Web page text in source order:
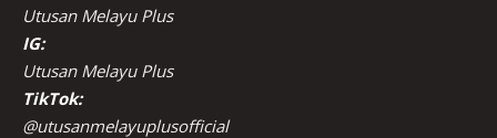
Utusan Melayu Plus
IG:
Utusan Melayu Plus
TikTok:
@utusanmelayuplusofficial